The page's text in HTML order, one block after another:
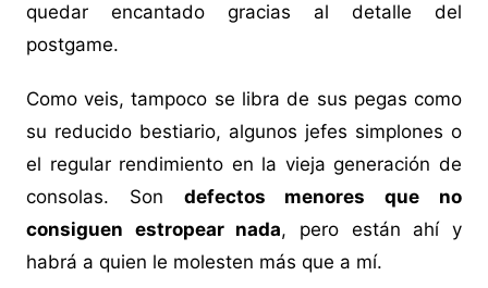
quedar encantado gracias al detalle del
postgame.
Como veis, tampoco se libra de sus pegas como
su reducido bestiario, algunos jefes simplones o
el regular rendimiento en la vieja generación de
consolas. Son defectos menores que no
consiguen estropear nada, pero están ahí y
habrá a quien le molesten más que a mí.